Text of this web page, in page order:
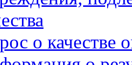
о качестве